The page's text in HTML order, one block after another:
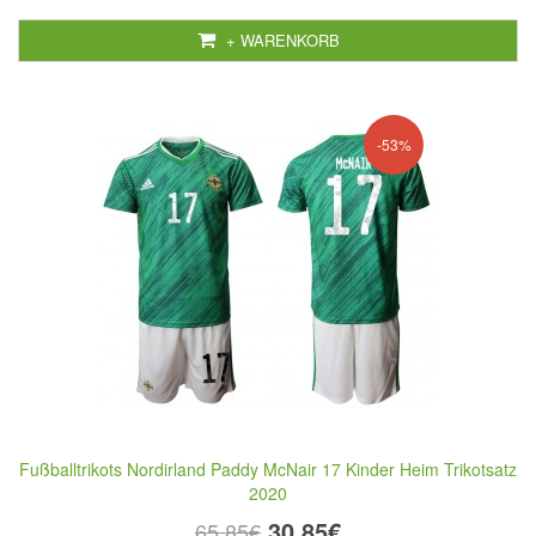
+ WARENKORB
-53%
Fußballtrikots Nordirland Paddy McNair 17 Kinder Heim Trikotsatz
2020